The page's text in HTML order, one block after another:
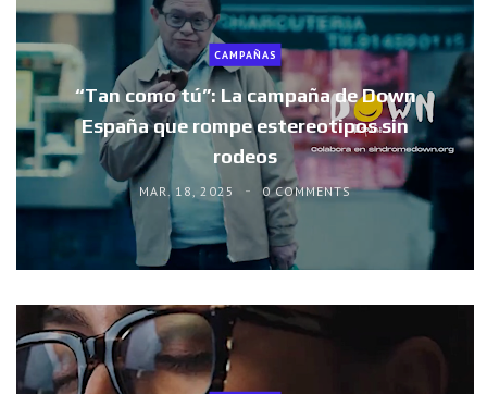
CAMPAÑAS
“Tan como tú”: La campaña de Down
España que rompe estereotipos sin
rodeos
MAR. 18, 2025 0 COMMENTS